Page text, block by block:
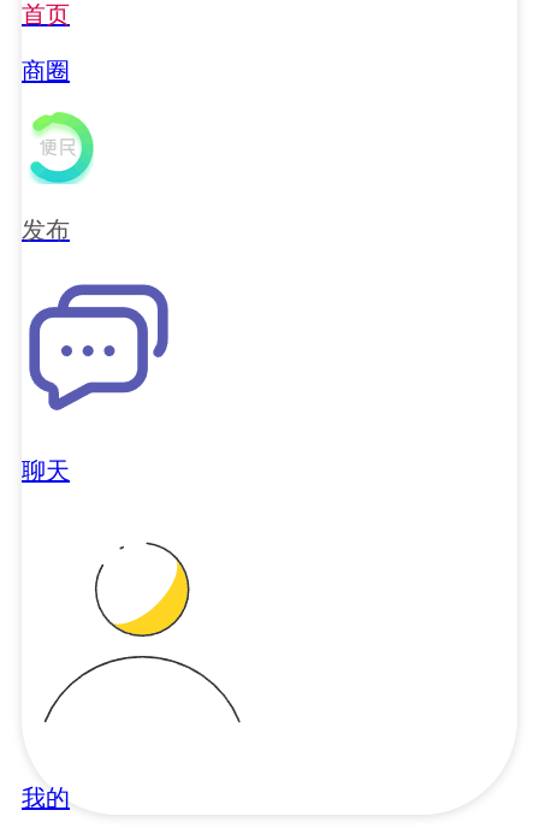
首页
商圈
发布
聊天
我的